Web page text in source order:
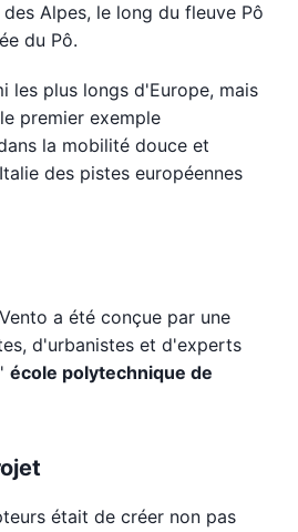
Alpes, le long du fleuve Pô
du Pô.
les plus longs d'Europe, mais
premier exemple
la mobilité douce et
des pistes européennes
a été conçue par une
d'urbanistes et d'experts
école polytechnique de
était de créer non pas